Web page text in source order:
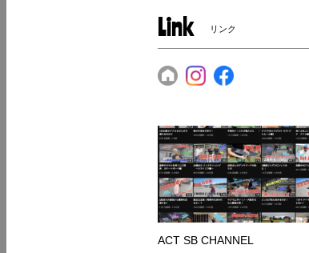
Link リンク
ACT SB CHANNEL